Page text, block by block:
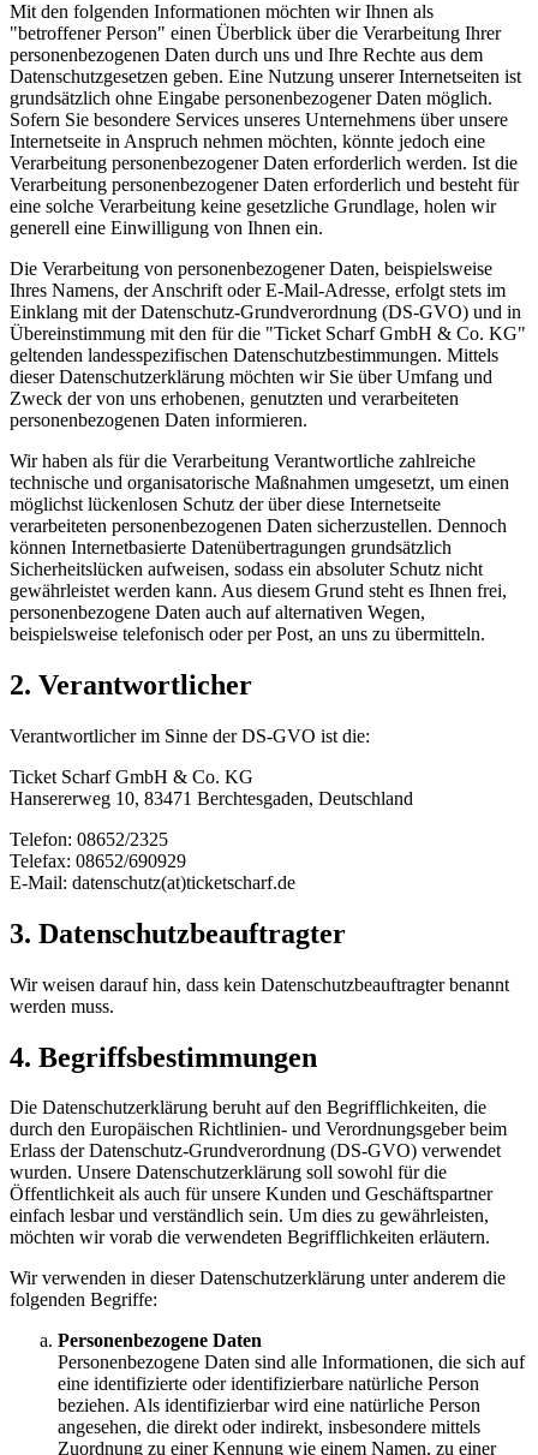
Mit den folgenden Informationen möchten wir Ihnen als
"betroffener Person" einen Überblick über die Verarbeitung Ihrer
personenbezogenen Daten durch uns und Ihre Rechte aus dem
Datenschutzgesetzen geben. Eine Nutzung unserer Internetseiten ist
grundsätzlich ohne Eingabe personenbezogener Daten möglich.
Sofern Sie besondere Services unseres Unternehmens über unsere
Internetseite in Anspruch nehmen möchten, könnte jedoch eine
Verarbeitung personenbezogener Daten erforderlich werden. Ist die
Verarbeitung personenbezogener Daten erforderlich und besteht für
eine solche Verarbeitung keine gesetzliche Grundlage, holen wir
generell eine Einwilligung von Ihnen ein.
Die Verarbeitung von personenbezogener Daten, beispielsweise
Ihres Namens, der Anschrift oder E-Mail-Adresse, erfolgt stets im
Einklang mit der Datenschutz-Grundverordnung (DS-GVO) und in
Übereinstimmung mit den für die "Ticket Scharf GmbH & Co. KG"
geltenden landesspezifischen Datenschutzbestimmungen. Mittels
dieser Datenschutzerklärung möchten wir Sie über Umfang und
Zweck der von uns erhobenen, genutzten und verarbeiteten
personenbezogenen Daten informieren.
Wir haben als für die Verarbeitung Verantwortliche zahlreiche
technische und organisatorische Maßnahmen umgesetzt, um einen
möglichst lückenlosen Schutz der über diese Internetseite
verarbeiteten personenbezogenen Daten sicherzustellen. Dennoch
können Internetbasierte Datenübertragungen grundsätzlich
Sicherheitslücken aufweisen, sodass ein absoluter Schutz nicht
gewährleistet werden kann. Aus diesem Grund steht es Ihnen frei,
personenbezogene Daten auch auf alternativen Wegen,
beispielsweise telefonisch oder per Post, an uns zu übermitteln.
2. Verantwortlicher
Verantwortlicher im Sinne der DS-GVO ist die:
Ticket Scharf GmbH & Co. KG
Hansererweg 10, 83471 Berchtesgaden, Deutschland
Telefon: 08652/2325
Telefax: 08652/690929
E-Mail: datenschutz(at)ticketscharf.de
3. Datenschutzbeauftragter
Wir weisen darauf hin, dass kein Datenschutzbeauftragter benannt
werden muss.
4. Begriffsbestimmungen
Die Datenschutzerklärung beruht auf den Begrifflichkeiten, die
durch den Europäischen Richtlinien- und Verordnungsgeber beim
Erlass der Datenschutz-Grundverordnung (DS-GVO) verwendet
wurden. Unsere Datenschutzerklärung soll sowohl für die
Öffentlichkeit als auch für unsere Kunden und Geschäftspartner
einfach lesbar und verständlich sein. Um dies zu gewährleisten,
möchten wir vorab die verwendeten Begrifflichkeiten erläutern.
Wir verwenden in dieser Datenschutzerklärung unter anderem die
folgenden Begriffe:
Personenbezogene Daten
Personenbezogene Daten sind alle Informationen, die sich auf
eine identifizierte oder identifizierbare natürliche Person
beziehen. Als identifizierbar wird eine natürliche Person
angesehen, die direkt oder indirekt, insbesondere mittels
Zuordnung zu einer Kennung wie einem Namen, zu einer